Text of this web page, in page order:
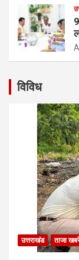
विविध
उत्तराखंड ताजा